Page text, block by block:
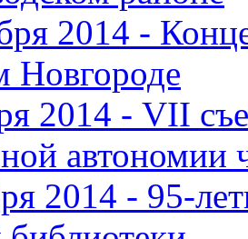
2014 -
2014 - VII
автономии
2014 - 95-